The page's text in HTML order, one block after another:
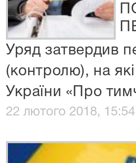
Уряд затвердив
(контролю), на
України «Про
22 лютого 2018, 15:54